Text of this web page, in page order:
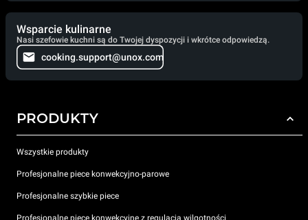
Wsparcie kulinarne
Nasi szefowie kuchni są do Twojej dyspozycji i wkrótce odpowiedzą.
cooking.support@unox.com
PRODUKTY
Wszystkie produkty
Profesjonalne piece konwekcyjno-parowe
Profesjonalne szybkie piece
Profesjonalne piece konwekcyjne z regulacją wilgotności